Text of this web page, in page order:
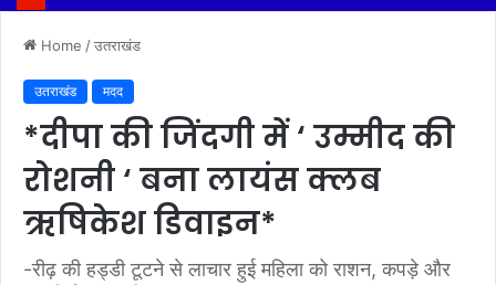
Home /उतराखंड
उतराखंड मदद
*दीपा की जिंदगी में ‘ उम्मीद की
रोशनी ‘ बना लायंस क्लब
ऋषिकेश डिवाइन*
-रीढ़ की हड्डी टूटने से लाचार हुई महिला को राशन, कपड़े और